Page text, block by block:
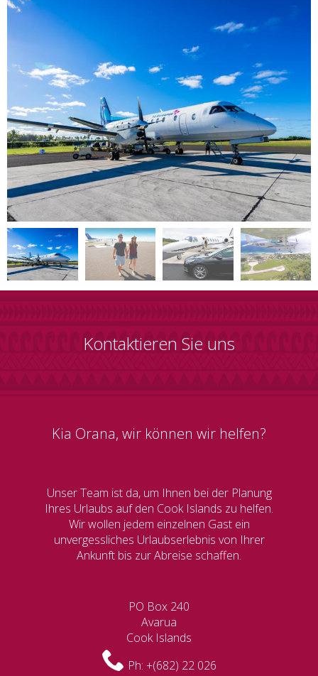
Kontaktieren Sie uns
Kia Orana, wir können wir helfen?
Unser Team ist da, um Ihnen bei der Planung
Ihres Urlaubs auf den Cook Islands zu helfen.
Wir wollen jedem einzelnen Gast ein
unvergessliches Urlaubserlebnis von Ihrer
Ankunft bis zur Abreise schaffen.
PO Box 240
Avarua
Cook Islands
Ph: +(682) 22 026